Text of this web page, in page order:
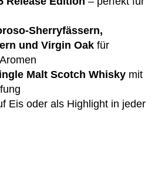
Sherryfässern,
und Virgin Oak für
Malt Scotch Whisky mit
Eis oder als Highlight in jeder